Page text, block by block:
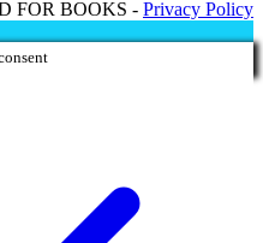
€12,50.era:
è:
FOR BOOKS - Privacy Policy